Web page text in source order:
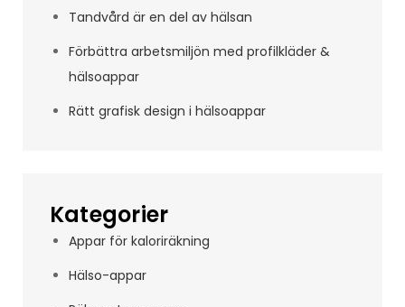
Tandvård är en del av hälsan
Förbättra arbetsmiljön med profilkläder &
hälsoappar
Rätt grafisk design i hälsoappar
Kategorier
Appar för kaloriräkning
Hälso-appar